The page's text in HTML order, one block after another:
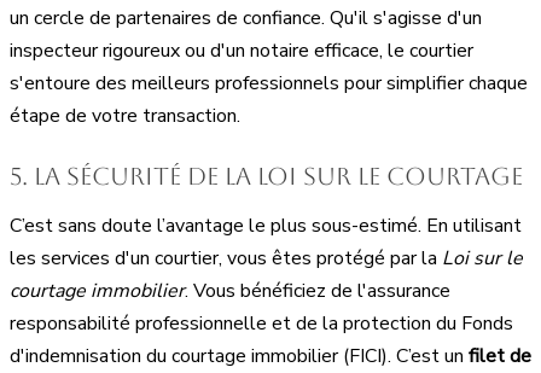
un cercle de partenaires de confiance. Qu'il s'agisse d'un
inspecteur rigoureux ou d'un notaire efficace, le courtier
s'entoure des meilleurs professionnels pour simplifier chaque
étape de votre transaction.
5. La sécurité de la Loi sur le courtage
C’est sans doute l’avantage le plus sous-estimé. En utilisant
les services d'un courtier, vous êtes protégé par la Loi sur le
courtage immobilier. Vous bénéficiez de l'assurance
responsabilité professionnelle et de la protection du Fonds
d'indemnisation du courtage immobilier (FICI). C’est un filet de